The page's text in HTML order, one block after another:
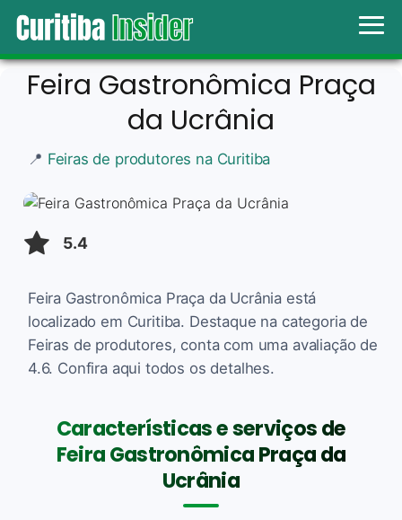
Feira Gastronômica Praça
da Ucrânia
📍 Feiras de produtores na Curitiba
5.4
Feira Gastronômica Praça da Ucrânia está
localizado em Curitiba. Destaque na categoria de
Feiras de produtores, conta com uma avaliação de
4.6. Confira aqui todos os detalhes.
Características e serviços de
Feira Gastronômica Praça da
Ucrânia